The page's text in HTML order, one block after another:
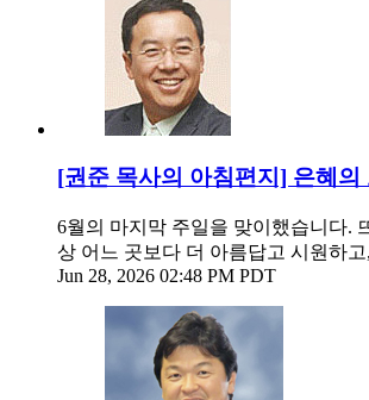
[권준 목사의 아침편지] 은혜
6월의 마지막 주일을 맞이했습니다.
상 어느 곳보다 더 아름답고 시원하
Jun 28, 2026 02:48 PM PDT